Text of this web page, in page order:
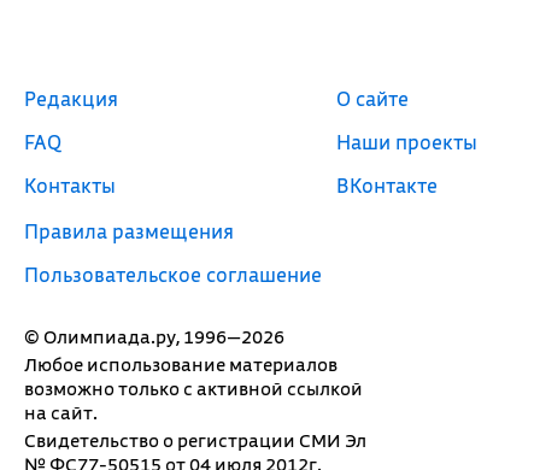
© Олимпиада.ру, 1996—2026
Любое использование материалов
возможно только с активной ссылкой
на сайт.
Свидетельство о регистрации СМИ Эл
№ ФС77-50515 от 04 июля 2012г.
Редакция
FAQ
Контакты
Правила размещения
Пользовательское соглашение
О сайте
Наши проекты
ВКонтакте